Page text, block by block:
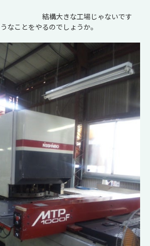
工場じゃないです
ことをやるのでしょうか。